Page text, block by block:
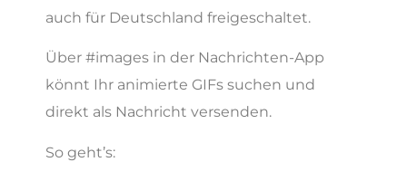
auch für Deutschland freigeschaltet.
Über #images in der Nachrichten-App
könnt Ihr animierte GIFs suchen und
direkt als Nachricht versenden.
So geht’s: